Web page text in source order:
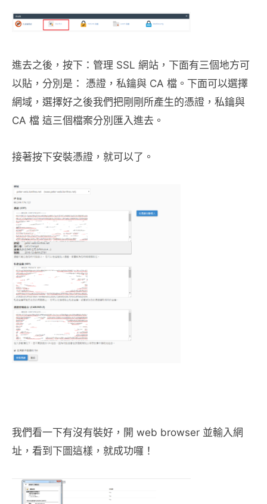
進去之後，按下：管理 SSL 網站，下面有三個地方可
以貼，分別是： 憑證，私鑰與 CA 檔。下面可以選擇
網域，選擇好之後我們把剛剛所產生的憑證，私鑰與
CA 檔 這三個檔案分別匯入進去。
接著按下安裝憑證，就可以了。
我們看一下有沒有裝好，開 web browser 並輸入網
址，看到下圖這樣，就成功囉！